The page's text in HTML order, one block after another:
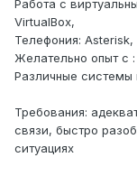
Работа с
VirtualBox,
Телефония: Asterisk,
Желательно опыт с :
Различные системы
Требования:
связи, быстро
ситуациях